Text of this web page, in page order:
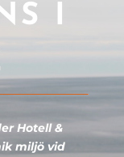
I
Hotell &
miljö vid